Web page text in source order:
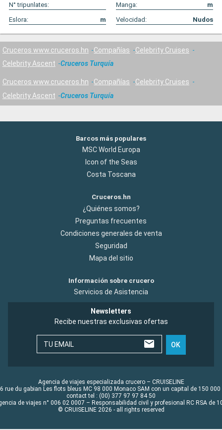
N° tripunlates:
Manga:
m
Eslora:
m Velocidad: Nudos
Cruceros www.cruceros.hn Compañías
Celebrity Cruises
Celebrity Ascent
Cruceros Turquía
Cruceros www.cruceros.hn Compañías
Celebrity Cruises
Celebrity Ascent
Cruceros Turquía
Barcos más populares
MSC World Europa
Icon of the Seas
Costa Toscana
Cruceros.hn
¿Quiénes somos?
Preguntas frecuentes
Condiciones generales de venta
Seguridad
Mapa del sitio
Información sobre crucero
Servicios de Asistencia
Newsletters
Recibe nuestras exclusivas ofertas
TU EMAIL OK
Agencia de viajes especializada crucero – CRUISELINE
rue du gabian Les flots bleus MC 98 000 Monaco SAM con un capital de 150 000
contact tel : (00) 377 97 97 84 50
de viajes n° 006 02 0007 – Responsabilidad civil y profesional RC RSA de
© CRUISELINE 2026 - all rights reserved